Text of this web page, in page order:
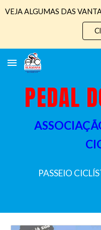
VEJA ALGUMAS DAS
PEDAL
PASSEIO